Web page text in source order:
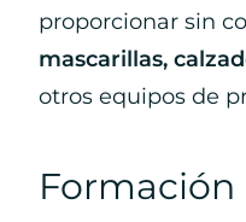
proporcionar sin
mascarillas,
otros equipos de